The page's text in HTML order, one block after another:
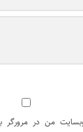
من در مرورگر